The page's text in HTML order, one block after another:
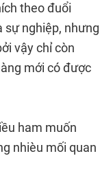
theo đuổi
sự nghiệp, nhưng
vậy chỉ còn
mới có được
ham muốn
nhièu mối quan